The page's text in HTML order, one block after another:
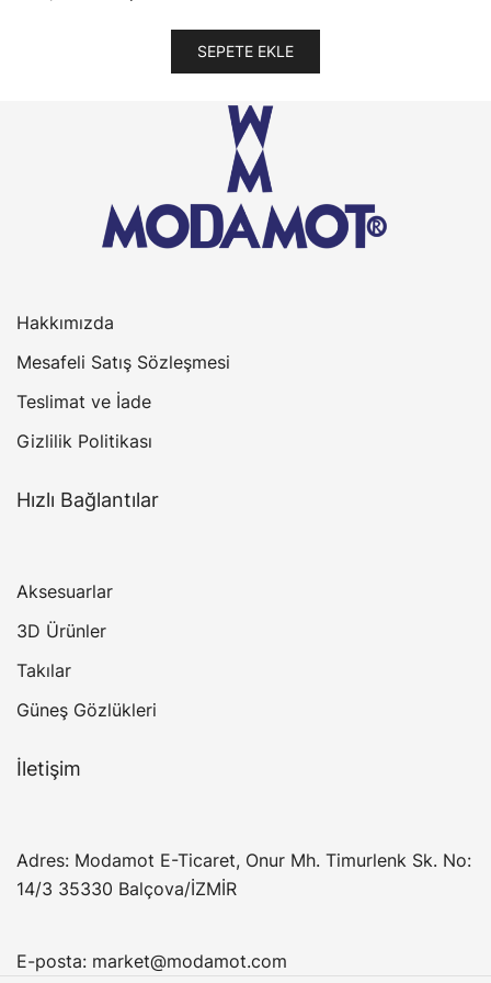
fiyat:
396,67₺.
SEPETE EKLE
Hakkımızda
Mesafeli Satış Sözleşmesi
Teslimat ve İade
Gizlilik Politikası
Hızlı Bağlantılar
Aksesuarlar
3D Ürünler
Takılar
Güneş Gözlükleri
İletişim
Adres: Modamot E-Ticaret, Onur Mh. Timurlenk Sk. No:
14/3 35330 Balçova/İZMİR
E-posta: market@modamot.com